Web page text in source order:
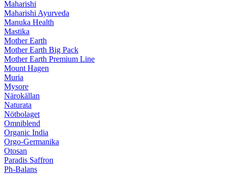
Maharishi
Maharishi Ayurveda
Manuka Health
Mastika
Mother Earth
Mother Earth Big Pack
Mother Earth Premium Line
Mount Hagen
Muria
Mysore
Närokällan
Naturata
Nötbolaget
Omniblend
Organic India
Orgo-Germanika
Otosan
Paradis Saffron
Ph-Balans